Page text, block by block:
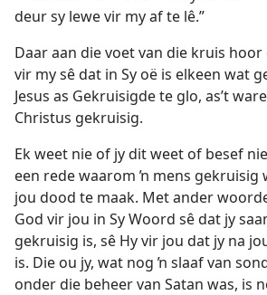
deur sy lewe vir my af te lê.”
Daar aan die voet van die kruis
vir my sê dat in Sy oë is elkeen wat
Jesus as Gekruisigde te glo, as’t
Christus gekruisig.
Ek weet nie of jy dit weet of besef
een rede waarom ŉ mens gekruisig
jou dood te maak. Met ander
God vir jou in Sy Woord sê dat jy
gekruisig is, sê Hy vir jou dat jy na
is. Die ou jy, wat nog ŉ slaaf van
onder die beheer van Satan was, is